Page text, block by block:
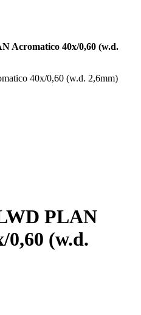
Acromatico 40x/0,60 (w.d.
40x/0,60 (w.d. 2,6mm)
PLAN
0,60 (w.d.